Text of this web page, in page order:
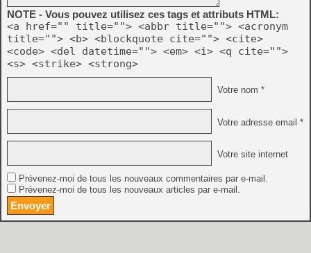
NOTE - Vous pouvez utilisez ces tags et attributs HTML:
<a href="" title=""> <abbr title=""> <acronym
title=""> <b> <blockquote cite=""> <cite>
<code> <del datetime=""> <em> <i> <q cite="">
<s> <strike> <strong>
Votre nom *
Votre adresse email *
Votre site internet
Prévenez-moi de tous les nouveaux commentaires par e-mail.
Prévenez-moi de tous les nouveaux articles par e-mail.